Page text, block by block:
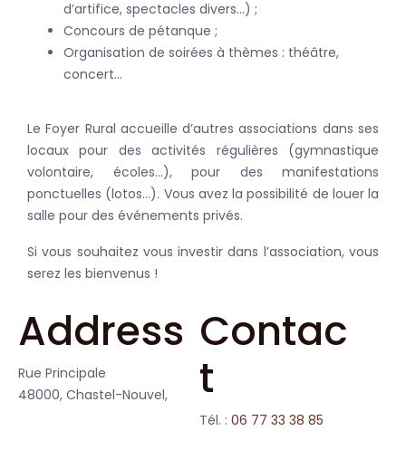
d’artifice, spectacles divers…) ;
Concours de pétanque ;
Organisation de soirées à thèmes : théâtre,
concert…
Le Foyer Rural accueille d’autres associations dans ses
locaux pour des activités régulières (gymnastique
volontaire, écoles…), pour des manifestations
ponctuelles (lotos…). Vous avez la possibilité de louer la
salle pour des événements privés.
Si vous souhaitez vous investir dans l’association, vous
serez les bienvenus !
Address
Rue Principale
48000, Chastel-Nouvel,
Contac
t
Tél. : 06 77 33 38 85